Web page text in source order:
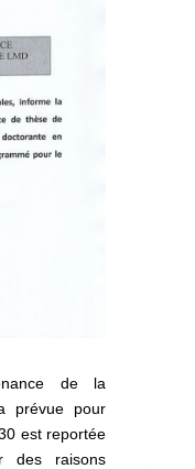
de la
prévue pour
est reportée
des raisons